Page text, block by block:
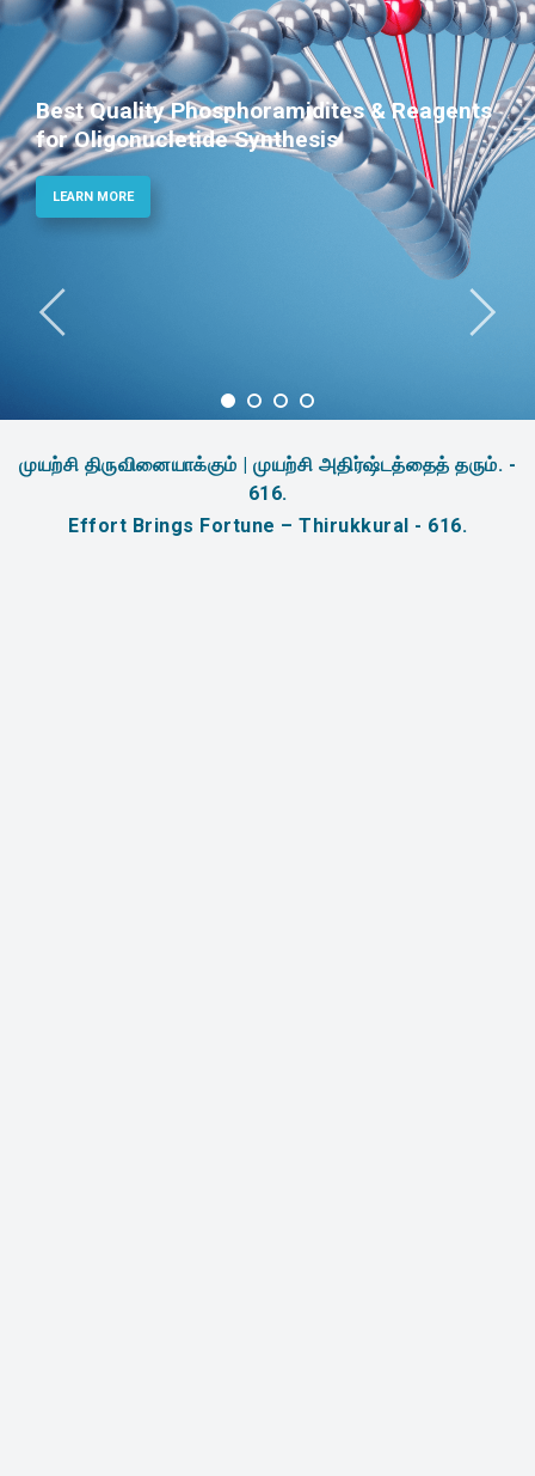
Quality Phosphoramidites & Reagents
Oligonucletide Synthesis
LEARN MORE
முயற்சி திருவினையாக்கும் | முயற்சி அதிர்ஷ்டத்தைத் தரும். -
616.
Effort Brings Fortune – Thirukkural - 616.